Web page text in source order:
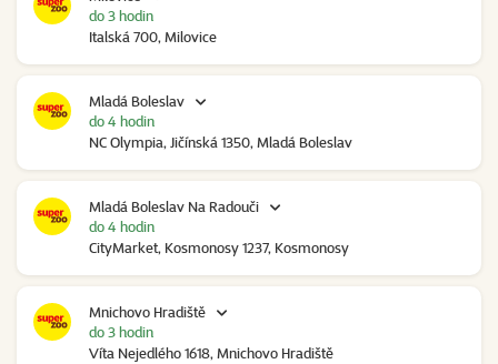
Italská 700, Milovice
do 3 hodin
Mladá Boleslav
NC Olympia, Jičínská 1350, Mladá Boleslav
do 4 hodin
Mladá Boleslav Na Radouči
CityMarket, Kosmonosy 1237, Kosmonosy
do 4 hodin
Mnichovo Hradiště
Víta Nejedlého 1618, Mnichovo Hradiště
do 3 hodin